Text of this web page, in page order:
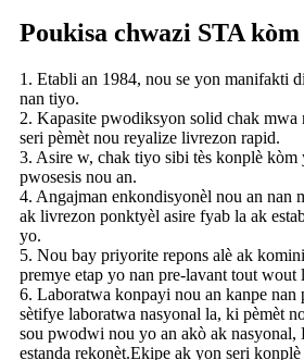
Poukisa chwazi STA
1. Etabli an 1984, nou se yon manifakti
nan tiyo.
2. Kapasite pwodiksyon solid chak mwa
seri pèmèt nou reyalize livrezon rapid.
3. Asire w, chak tiyo sibi tès konplè kòm
pwosesis nou an.
4. Angajman enkondisyonèl nou an nan
ak livrezon ponktyèl asire fyab la ak
yo.
5. Nou bay priyorite repons alè ak
premye etap yo nan pre-lavant tout wout
6. Laboratwa konpayi nou an kanpe
sètifye laboratwa nasyonal la, ki pèmèt
sou pwodwi nou yo an akò ak nasyonal,
estanda rekonèt.Ekipe ak yon seri konplè